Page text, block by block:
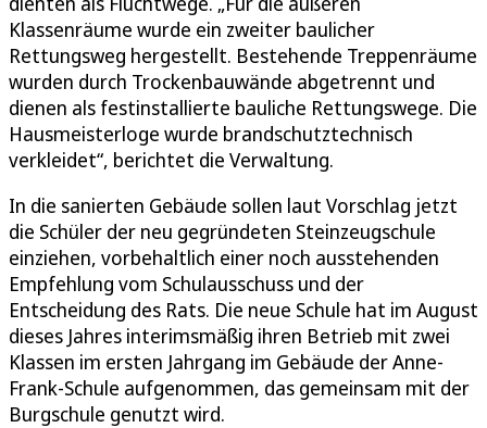
Klassenräume wurde ein zweiter baulicher
Rettungsweg hergestellt. Bestehende Treppenräume
wurden durch Trockenbauwände abgetrennt und
dienen als festinstallierte bauliche Rettungswege. Die
Hausmeisterloge wurde brandschutztechnisch
verkleidet“, berichtet die Verwaltung.
In die sanierten Gebäude sollen laut Vorschlag jetzt
die Schüler der neu gegründeten Steinzeugschule
einziehen, vorbehaltlich einer noch ausstehenden
Empfehlung vom Schulausschuss und der
Entscheidung des Rats. Die neue Schule hat im August
dieses Jahres interimsmäßig ihren Betrieb mit zwei
Klassen im ersten Jahrgang im Gebäude der Anne-
Frank-Schule aufgenommen, das gemeinsam mit der
Burgschule genutzt wird.